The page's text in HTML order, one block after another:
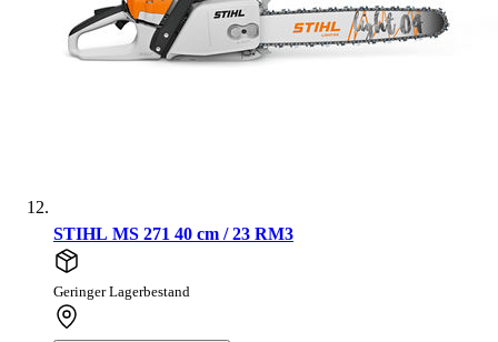
STIHL MS 271 40 cm / 23 RM3
Geringer Lagerbestand